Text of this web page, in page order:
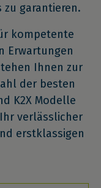
garantieren.
kompetente
Erwartungen
Ihnen zur
der besten
K2X Modelle
verlässlicher
erstklassigen